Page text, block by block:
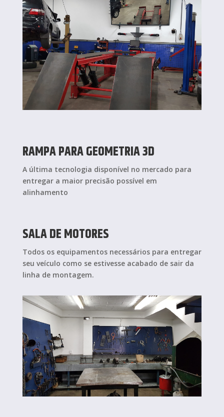
RAMPA PARA GEOMETRIA 3D
A última tecnologia disponível no mercado para
entregar a maior precisão possível em
alinhamento
SALA DE MOTORES
Todos os equipamentos necessários para entregar
seu veículo como se estivesse acabado de sair da
linha de montagem.